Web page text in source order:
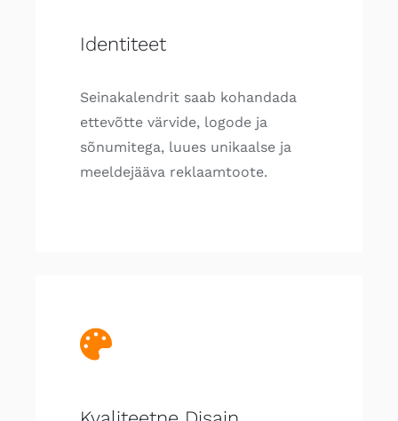
Identiteet
Seinakalendrit saab kohandada
ettevõtte värvide, logode ja
sõnumitega, luues unikaalse ja
meeldejääva reklaamtoote.